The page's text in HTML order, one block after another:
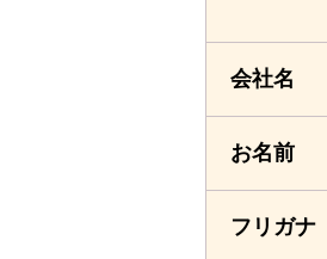
会社名
お名前
フリガナ